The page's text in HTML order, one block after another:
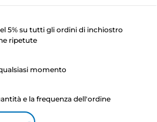
5% su tutti gli ordini di inchiostro
ripetute
momento
e la frequenza dell'ordine